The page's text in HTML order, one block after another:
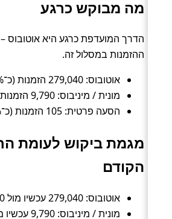
מה מבוקש כרגע
ההזמנות במסלול זה.
אוטובוס: 279,040 הזמנות (כ־97%).
מונית / מיניבוס: 9,790 הזמנות (כ־3%).
הסעה פרטית: 105 הזמנות (כ־0%).
מגמת ביקוש לעומת
הקודם
אוטובוס: 279,040 עכשיו מול 0 לפני כן (חדש).